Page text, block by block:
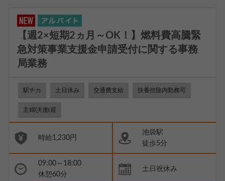
【週2×短期2ヵ月～OK！】燃料費高騰緊
急対策事業支援金申請受付に関する事務
局業務
駅チカ 土日休み 交通費支給 扶養控除内勤務可
主婦(夫)歓迎
時給1,230円
池袋駅
徒歩5分
09:00～18:00
休憩60分
土日祝休み